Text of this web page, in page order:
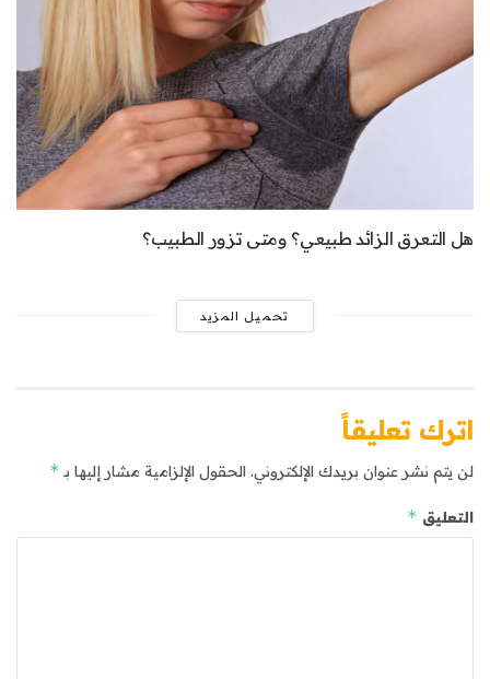
هل التعرق الزائد طبيعي؟ ومتى تزور الطبيب؟
تحميل المزيد
اترك تعليقاً
لن يتم نشر عنوان بريدك الإلكتروني. الحقول الإلزامية مشار إليها بـ *
التعليق *